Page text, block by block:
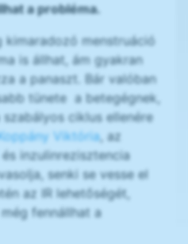
a probléma.
kimaradozó menstruáció
is állhat, ám gyakran
a panaszt. Bár valóban
tünete a betegégnek,
ciklus ellenére
Viktória, az
és inzulinrezisztencia
senki se vesse el
az IR lehetőségét,
fennállhat a